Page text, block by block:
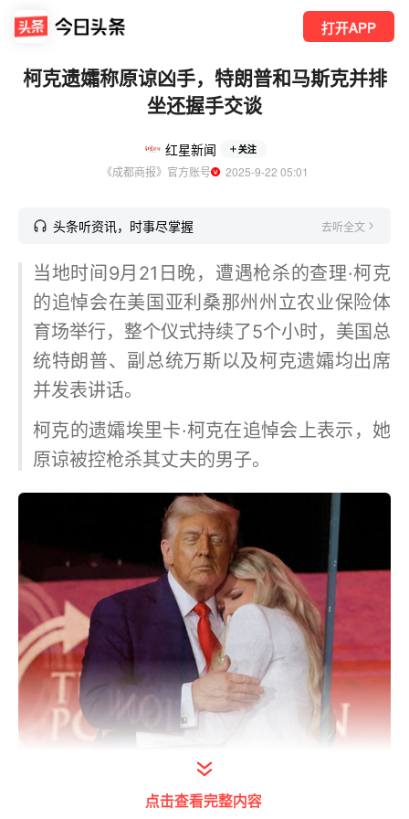
打开APP
柯克遗孀称原谅凶手，特朗普和马斯克并排
坐还握手交谈
红星新闻 关注
《成都商报》官方账号
  2025-9-22 05:01
头条听资讯，时事尽掌握 去听全文
当地时间9月21日晚，遭遇枪杀的查理·柯克
的追悼会在美国亚利桑那州州立农业保险体
育场举行，整个仪式持续了5个小时，美国总
统特朗普、副总统万斯以及柯克遗孀均出席
并发表讲话。
柯克的遗孀埃里卡·柯克在追悼会上表示，她
原谅被控枪杀其丈夫的男子。
点击查看完整内容